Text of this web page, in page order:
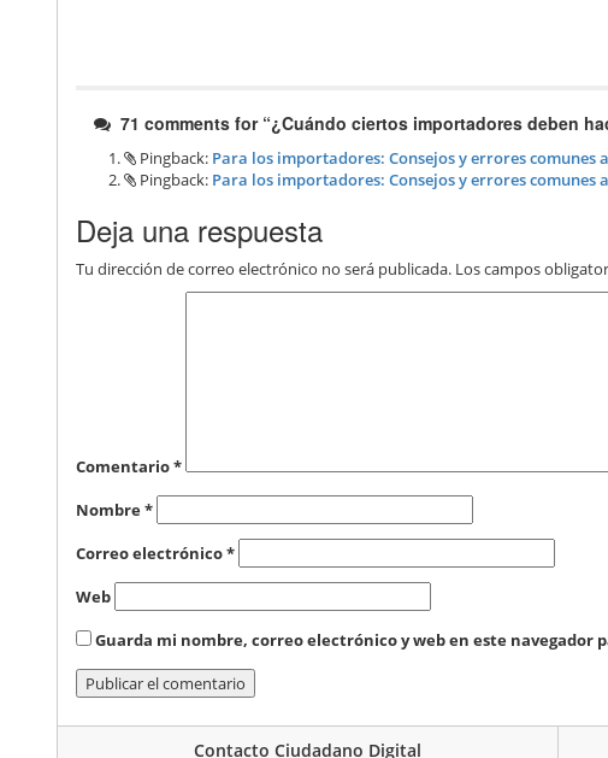
71 comments for “¿Cuándo ciertos importadores deben
Pingback: Para los importadores: Consejos y errores comunes
Pingback: Para los importadores: Consejos y errores comunes
Deja una respuesta
Tu dirección de correo electrónico no será publicada. Los campos
Comentario*
Nombre*
Correo electrónico*
Web
Guarda mi nombre, correo electrónico y web en este navegador
Contacto Ciudadano Digital